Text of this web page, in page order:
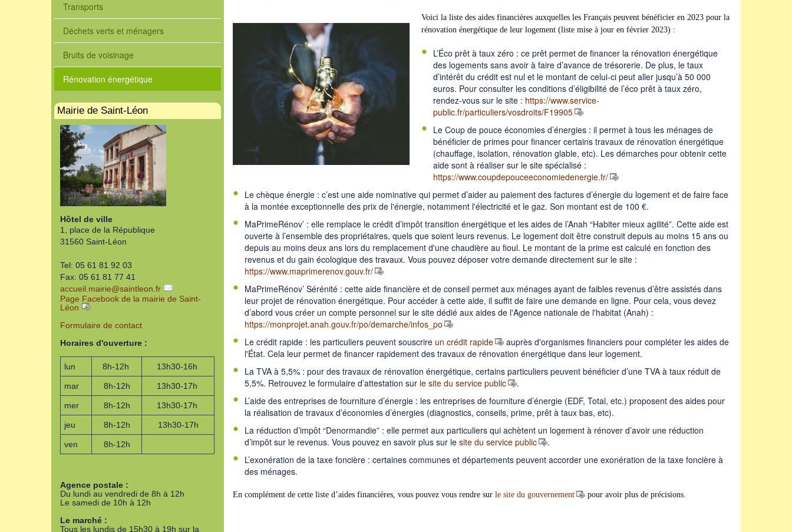
Voici la liste des aides financières auxquelles les Français peuvent bénéficier en 2023 pour la
rénovation énergétique de leur logement (liste mise à jour en février 2023) :
L’Éco prêt à taux zéro : ce prêt permet de financer la rénovation énergétique
des logements sans avoir à faire d’avance de trésorerie. De plus, le taux
d’intérêt du crédit est nul et le montant de celui-ci peut aller jusqu’à 50 000
euros. Pour consulter les conditions d’éligibilité de l’éco prêt à taux zéro,
rendez-vous sur le site : https://www.service-
public.fr/particuliers/vosdroits/F19905
Le Coup de pouce économies d’énergies : il permet à tous les ménages de
bénéficier de primes pour financer certains travaux de rénovation énergétique
(chauffage, isolation, rénovation glable, etc). Les démarches pour obtenir cette
aide sont à réaliser sur le site spécialisé :
https://www.coupdepouceeconomiedenergie.fr/
Le chèque énergie : c’est une aide nominative qui permet d’aider au paiement des factures d’énergie du logement et de faire face
à la montée exceptionnelle des prix de l'énergie, notamment l'électricité et le gaz. Son montant est de 100 €.
MaPrimeRénov’ : elle remplace le crédit d’impôt transition énergétique et les aides de l’Anah “Habiter mieux agilité”. Cette aide est
ouverte à l’ensemble des propriétaires, quels que soient leurs revenus. Le logement doit être construit depuis au moins 15 ans ou
depuis au moins deux ans lors du remplacement d'une chaudière au fioul. Le montant de la prime est calculé en fonction des
revenus et du gain écologique des travaux. Vous pouvez déposer votre demande directement sur le site :
https://www.maprimerenov.gouv.fr/
MaPrimeRénov’ Sérénité : cette aide financière et de conseil permet aux ménages ayant de faibles revenus d’être assistés dans
leur projet de rénovation énergétique. Pour accéder à cette aide, il suffit de faire une demande en ligne. Pour cela, vous devez
d’abord vous créer un compte personnel sur le site dédié aux aides de l'Agence nationale de l'habitat (Anah) :
https://monprojet.anah.gouv.fr/po/demarche/infos_po
Le crédit rapide : les particuliers peuvent souscrire un crédit rapide
auprès d'organismes financiers pour compléter les aides de
l'État. Cela leur permet de financer rapidement des travaux de rénovation énergétique dans leur logement.
La TVA à 5,5% : pour des travaux de rénovation énergétique, certains particuliers peuvent bénéficier d’une TVA à taux réduit de
5,5%. Retrouvez le formulaire d’attestation sur le site du service public
.
L’aide des entreprises de fourniture d’énergie : les entreprises de fourniture d’énergie (EDF, Total, etc.) proposent des aides pour
la réalisation de travaux d’économies d’énergies (diagnostics, conseils, prime, prêt à taux bas, etc).
La réduction d’impôt “Denormandie” : elle permet aux particuliers qui achètent un logement à rénover d’avoir une réduction
d’impôt sur le revenus. Vous pouvez en savoir plus sur le site du service public
.
L’exonération de la taxe foncière : certaines communes et départements peuvent accorder une exonération de la taxe foncière à
des ménages.
En complément de cette liste d’aides financières, vous pouvez vous rendre sur le site du gouvernement pour avoir plus de précisions.
Transports
Déchets verts et ménagers
Bruits de voisinage
Rénovation énergétique
Mairie de Saint-Léon
Hôtel de ville
1, place de la République
31560 Saint-Léon
Tel: 05 61 81 92 03
Fax: 05 61 81 77 41
accueil.mairie@saintleon.fr
Page Facebook de la mairie de Saint-
Léon
Formulaire de contact
Horaires d'ouverture :
lun 8h-12h 13h30-16h
mar 8h-12h 13h30-17h
mer 8h-12h 13h30-17h
jeu 8h-12h 13h30-17h
ven 8h-12h
Agence postale :
Du lundi au vendredi de 8h à 12h
Le samedi de 10h à 12h
Le marché :
Tous les lundis de 15h30 à 19h sur la